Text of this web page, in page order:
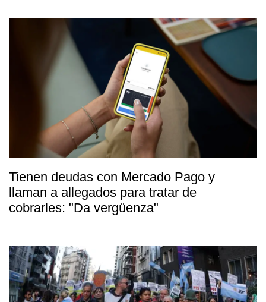
Tienen deudas con Mercado Pago y
llaman a allegados para tratar de
cobrarles: "Da vergüenza"